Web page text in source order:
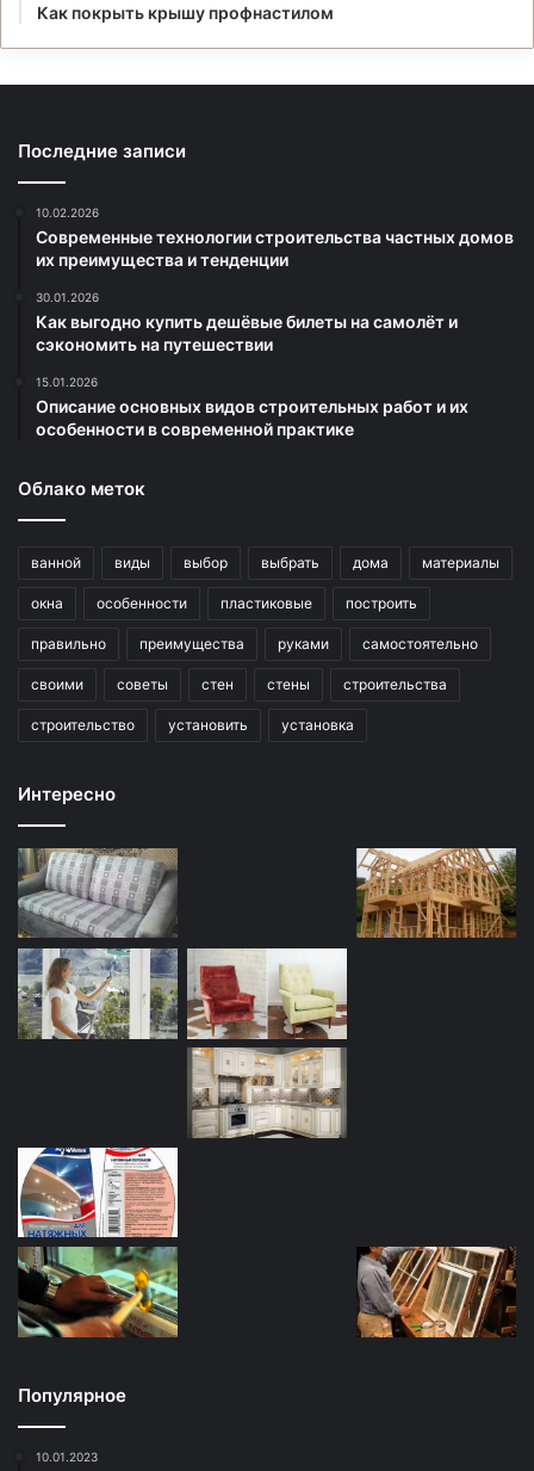
Как покрыть крышу профнастилом
Последние записи
10.02.2026
Современные технологии строительства частных домов
их преимущества и тенденции
30.01.2026
Как выгодно купить дешёвые билеты на самолёт и
сэкономить на путешествии
15.01.2026
Описание основных видов строительных работ и их
особенности в современной практике
Облако меток
ванной виды выбор выбрать дома материалы
окна особенности пластиковые построить
правильно преимущества руками самостоятельно
своими советы стен стены строительства
строительство установить установка
Интересно
Популярное
10.01.2023